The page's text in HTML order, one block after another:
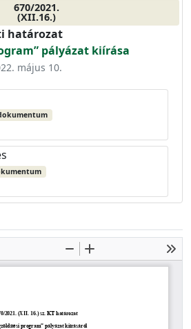
670/2021.
(XII.16.)
határozat
pályázat kiírása
május 10.